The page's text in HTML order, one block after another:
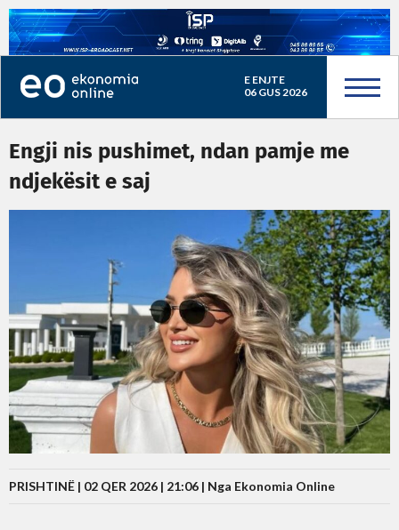
E ENJTE
06 GUS 2026
Engji nis pushimet, ndan pamje me
ndjekësit e saj
PRISHTINË | 02 QER 2026 | 21:06 | Nga Ekonomia Online